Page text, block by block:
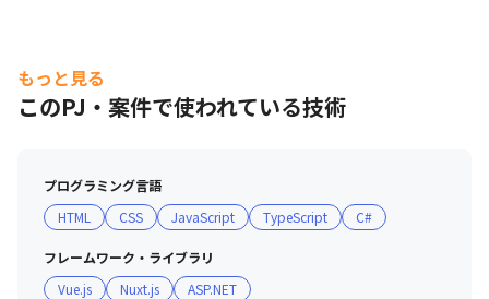
もっと見る
このPJ・案件で使われている技術
プログラミング言語
HTML
CSS JavaScript TypeScript C#
フレームワーク・ライブラリ
Vue.js
Nuxt.js ASP.NET